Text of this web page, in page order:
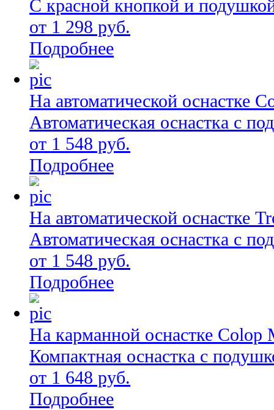
С красной кнопкой и
от 1 298 руб.
Подробнее
На автоматической оснастке
Автоматическая оснастка с
от 1 548 руб.
Подробнее
На автоматической оснастке
Автоматическая оснастка с
от 1 548 руб.
Подробнее
На карманной оснастке Colop
Компактная оснастка с
от 1 648 руб.
Подробнее